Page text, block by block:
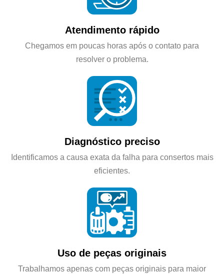
Atendimento rápido
Chegamos em poucas horas após o contato para
resolver o problema.
Diagnóstico preciso
Identificamos a causa exata da falha para consertos mais
eficientes.
Uso de peças originais
Trabalhamos apenas com peças originais para maior